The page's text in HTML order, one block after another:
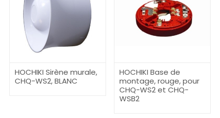
HOCHIKI Sirène murale,
CHQ-WS2, BLANC
HOCHIKI Base de
montage, rouge, pour
CHQ-WS2 et CHQ-
WSB2